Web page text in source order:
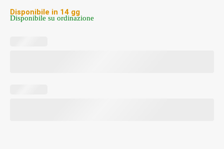
Disponibile in 14 gg
Disponibile su ordinazione